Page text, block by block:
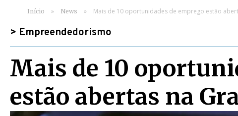
Início » News » Mais de 10 oportunidades de emprego estão
> Empreendedorismo
Mais de 10
estão abertas na